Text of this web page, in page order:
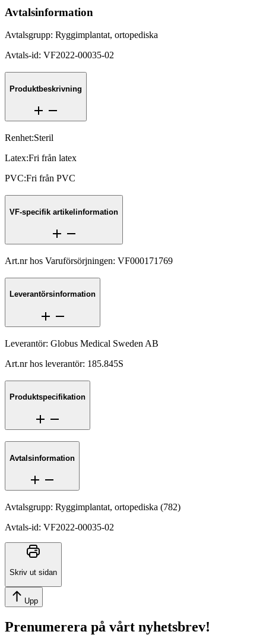
Avtalsinformation
Avtalsgrupp: Ryggimplantat, ortopediska
Avtals-id: VF2022-00035-02
Produktbeskrivning
Renhet:Steril
Latex:Fri från latex
PVC:Fri från PVC
VF-specifik artikelinformation
Art.nr hos Varuförsörjningen: VF000171769
Leverantörsinformation
Leverantör: Globus Medical Sweden AB
Art.nr hos leverantör: 185.845S
Produktspecifikation
Avtalsinformation
Avtalsgrupp: Ryggimplantat, ortopediska (782)
Avtals-id: VF2022-00035-02
Skriv ut sidan
Upp
Prenumerera på vårt nyhetsbrev!